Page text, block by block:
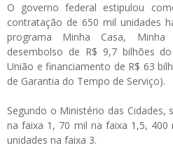
O governo federal estipulou
contratação de 650 mil unidades
programa Minha Casa, Minha
desembolso de R$ 9,7 bilhões
União e financiamento de R$ 63
de Garantia do Tempo de Serviço).
Segundo o Ministério das Cidades,
na faixa 1, 70 mil na faixa 1,5,
unidades na faixa 3.